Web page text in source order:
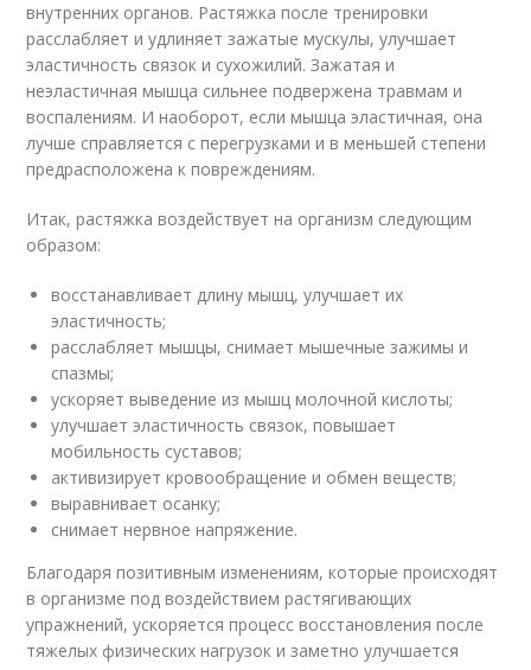
внутренних органов. Растяжка после тренировки
расслабляет и удлиняет зажатые мускулы, улучшает
эластичность связок и сухожилий. Зажатая и
неэластичная мышца сильнее подвержена травмам и
воспалениям. И наоборот, если мышца эластичная, она
лучше справляется с перегрузками и в меньшей степени
предрасположена к повреждениям.
Итак, растяжка воздействует на организм следующим
образом:
восстанавливает длину мышц, улучшает их
эластичность;
расслабляет мышцы, снимает мышечные зажимы и
спазмы;
ускоряет выведение из мышц молочной кислоты;
улучшает эластичность связок, повышает
мобильность суставов;
активизирует кровообращение и обмен веществ;
выравнивает осанку;
снимает нервное напряжение.
Благодаря позитивным изменениям, которые происходят
в организме под воздействием растягивающих
упражнений, ускоряется процесс восстановления после
тяжелых физических нагрузок и заметно улучшается